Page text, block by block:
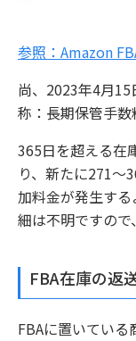
参照：Amazon
尚、2023年4月
称：長期保管手数
365日を超える在
り、新たに271～
加料金が発生す
細は不明ですので
FBA在庫の返
FBAに置いてい